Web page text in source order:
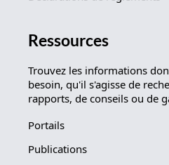
Ressources
Trouvez les informations
besoin, qu'il s'agisse de
rapports, de conseils ou de
Portails
Publications